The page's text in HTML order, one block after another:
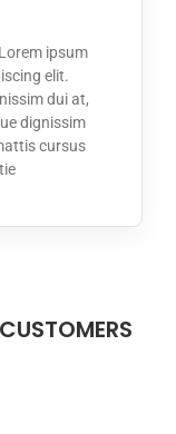
ipsum
elit.
dui at,
dignissim
cursus